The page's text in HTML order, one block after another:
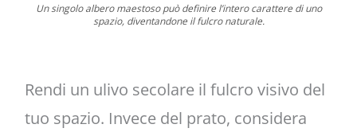
Un singolo albero maestoso può definire l’intero carattere di uno
spazio, diventandone il fulcro naturale.
Rendi un ulivo secolare il fulcro visivo del
tuo spazio. Invece del prato, considera